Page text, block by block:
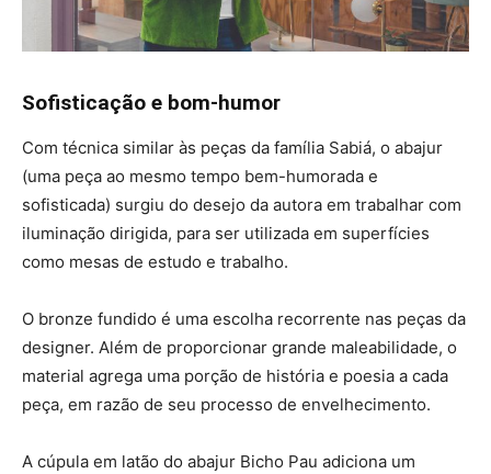
Sofisticação e bom-humor
Com técnica similar às peças da família Sabiá, o abajur
(uma peça ao mesmo tempo bem-humorada e
sofisticada) surgiu do desejo da autora em trabalhar com
iluminação dirigida, para ser utilizada em superfícies
como mesas de estudo e trabalho.
O bronze fundido é uma escolha recorrente nas peças da
designer. Além de proporcionar grande maleabilidade, o
material agrega uma porção de história e poesia a cada
peça, em razão de seu processo de envelhecimento.
A cúpula em latão do abajur Bicho Pau adiciona um